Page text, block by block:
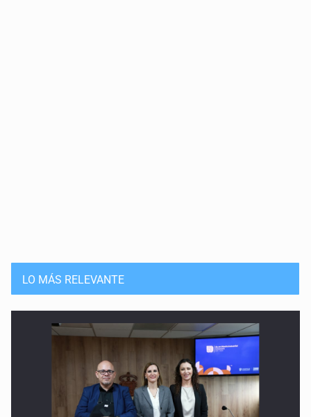
La naturaleza de lo temido
2 de Mayo de 2026
Mujeres que crecen como árboles
Reimaginar la seducción
18 de Abril de 2026
LO MÁS RELEVANTE